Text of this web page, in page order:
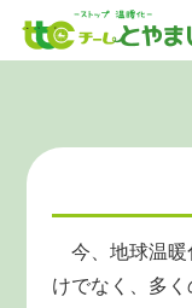
今、地球温暖
けでなく、多